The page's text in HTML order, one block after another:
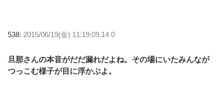
538: 2015/06/19(金) 11:19:09.14 0
旦那さんの本音がだだ漏れだよね。その場にいたみんなが
つっこむ様子が目に浮かぶよ。